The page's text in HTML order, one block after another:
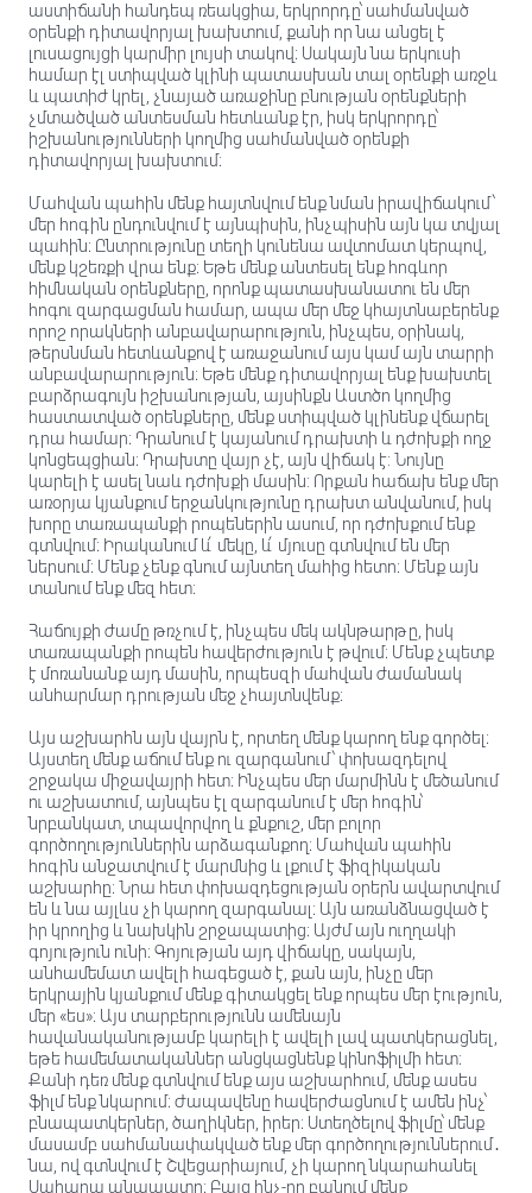
աստիճանի հանդեպ ռեակցիա, երկրորդը՝ սահմանված
օրենքի դիտավորյալ խախտում, քանի որ նա անցել է
լուսացույցի կարմիր լույսի տակով։ Սակայն նա երկուսի
համար էլ ստիպված կլինի պատասխան տալ օրենքի առջև
և պատիժ կրել, չնայած առաջինը բնության օրենքների
չմտածված անտեսման հետևանք էր, իսկ երկրորդը՝
իշխանությունների կողմից սահմանված օրենքի
դիտավորյալ խախտում։
Մահվան պահին մենք հայտնվում ենք նման իրավիճակում՝
մեր հոգին ընդունվում է այնպիսին, ինչպիսին այն կա տվյալ
պահին։ Ընտրությունը տեղի կունենա ավտոմատ կերպով,
մենք կշեռքի վրա ենք։ Եթե մենք անտեսել ենք հոգևոր
հիմնական օրենքները, որոնք պատասխանատու են մեր
հոգու զարգացման համար, ապա մեր մեջ կհայտնաբերենք
որոշ որակների անբավարարություն, ինչպես, օրինակ,
թերսնման հետևանքով է առաջանում այս կամ այն տարրի
անբավարարություն։ Եթե մենք դիտավորյալ ենք խախտել
բարձրագույն իշխանության, այսինքն Աստծո կողմից
հաստատված օրենքները, մենք ստիպված կլինենք վճարել
դրա համար։ Դրանում է կայանում դրախտի և դժոխքի ողջ
կոնցեպցիան։ Դրախտը վայր չէ, այն վիճակ է: Նույնը
կարելի է ասել նաև դժոխքի մասին: Որքան հաճախ ենք մեր
առօրյա կյանքում երջանկությունը դրախտ անվանում, իսկ
խորը տառապանքի րոպեներին ասում, որ դժոխքում ենք
գտնվում։ Իրականում և՛ մեկը, և՛ մյուսը գտնվում են մեր
ներսում։ Մենք չենք գնում այնտեղ մահից հետո։ Մենք այն
տանում ենք մեզ հետ։
Հաճույքի ժամը թռչում է, ինչպես մեկ ակնթարթը, իսկ
տառապանքի րոպեն հավերժություն է թվում։ Մենք չպետք
է մոռանանք այդ մասին, որպեսզի մահվան ժամանակ
անհարմար դրության մեջ չհայտնվենք։
Այս աշխարհն այն վայրն է, որտեղ մենք կարող ենք գործել։
Այստեղ մենք աճում ենք ու զարգանում՝ փոխազդելով
շրջակա միջավայրի հետ։ Ինչպես մեր մարմինն է մեծանում
ու աշխատում, այնպես էլ զարգանում է մեր հոգին՝
նրբանկատ, տպավորվող և քնքուշ, մեր բոլոր
գործողություններին արձագանքող։ Մահվան պահին
հոգին անջատվում է մարմնից և լքում է ֆիզիկական
աշխարհը։ Նրա հետ փոխազդեցության օրերն ավարտվում
են և նա այլևս չի կարող զարգանալ։ Այն առանձնացված է
իր կրողից և նախկին շրջապատից։ Այժմ այն ուղղակի
գոյություն ունի։ Գոյության այդ վիճակը, սակայն,
անհամեմատ ավելի հագեցած է, քան այն, ինչը մեր
երկրային կյանքում մենք գիտակցել ենք որպես մեր էություն,
մեր «ես»։ Այս տարբերությունն ամենայն
հավանականությամբ կարելի է ավելի լավ պատկերացնել,
եթե համեմատականներ անցկացնենք կինոֆիլմի հետ։
Քանի դեռ մենք գտնվում ենք այս աշխարհում, մենք ասես
ֆիլմ ենք նկարում։ Ժապավենը հավերժացնում է ամեն ինչ՝
բնապատկերներ, ծաղիկներ, իրեր։ Ստեղծելով ֆիլմը՝ մենք
մասամբ սահմանափակված ենք մեր գործողություններում․
նա, ով գտնվում է Շվեցարիայում, չի կարող նկարահանել
Սահարա անապատը։ Բայց ինչ-որ բանում մենք